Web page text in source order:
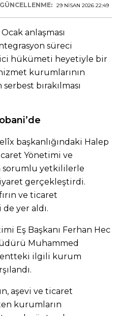
GÜNCELLENME: 29 NISAN 2026 22:49
anlaşması
süreci
hükümeti heyetiyle bir
kurumlarının
bırakılması
başkanlığındaki Halep
Yönetimi ve
sorumlu yetkililerle
gerçekleştirdi.
ve ticaret
yer aldı.
Eş Başkanı Ferhan Hec
Muhammed
ilgili kurum
aşevi ve ticaret
kurumların